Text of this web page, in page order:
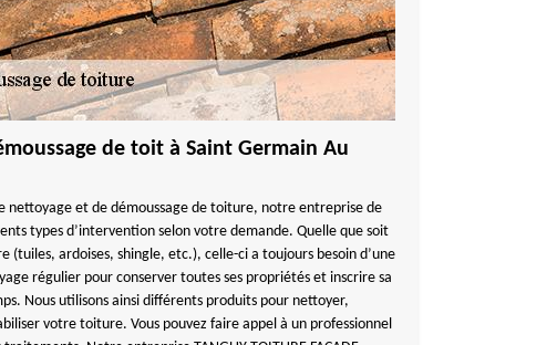
de toit à Saint Germain Au
nettoyage et de démoussage de toiture, notre entreprise de
types d’intervention selon votre demande. Quelle que soit
(tuiles, ardoises, shingle, etc.), celle-ci a toujours besoin d’une
régulier pour conserver toutes ses propriétés et inscrire sa
Nous utilisons ainsi différents produits pour nettoyer,
votre toiture. Vous pouvez faire appel à un professionnel